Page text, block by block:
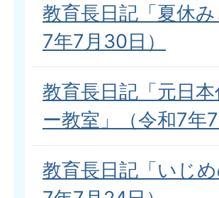
教育長日記「夏休
7年7月30日）
教育長日記「元日
ー教室」（令和7年7
教育長日記「いじ